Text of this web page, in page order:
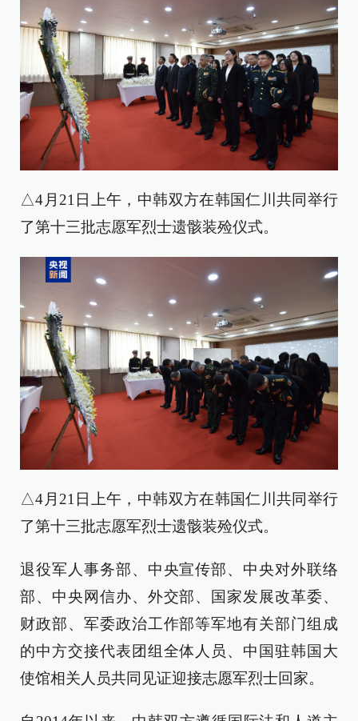
△4月21日上午，中韩双方在韩国仁川共同举行
了第十三批志愿军烈士遗骸装殓仪式。
△4月21日上午，中韩双方在韩国仁川共同举行
了第十三批志愿军烈士遗骸装殓仪式。
退役军人事务部、中央宣传部、中央对外联络
部、中央网信办、外交部、国家发展改革委、
财政部、军委政治工作部等军地有关部门组成
的中方交接代表团组全体人员、中国驻韩国大
使馆相关人员共同见证迎接志愿军烈士回家。